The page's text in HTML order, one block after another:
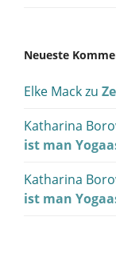
Neueste
Elke Mackzu
Katharina
ist man
Katharina
ist man